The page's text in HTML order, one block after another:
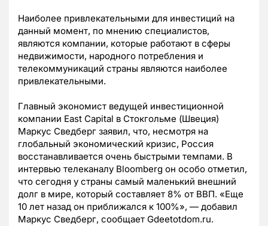
Наиболее привлекательными для инвестиций на
данный момент, по мнению специалистов,
являются компании, которые работают в сферы
недвижимости, народного потребления и
телекоммуникаций страны являются наиболее
привлекательными.
Главный экономист ведущей инвестиционной
компании East Capital в Стокгольме (Швеция)
Маркус Сведберг заявил, что, несмотря на
глобальный экономический кризис, Россия
восстанавливается очень быстрыми темпами. В
интервью телеканалу Bloomberg он особо отметил,
что сегодня у страны самый маленький внешний
долг в мире, который составляет 8% от ВВП. «Еще
10 лет назад он приближался к 100%», — добавил
Маркус Сведберг, сообщает Gdeetotdom.ru.